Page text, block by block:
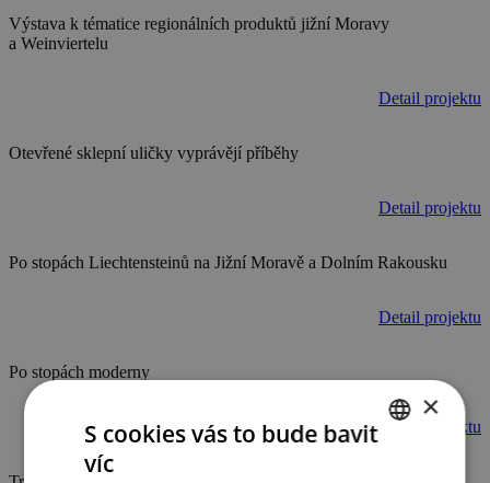
Výstava k tématice regionálních produktů jižní Moravy
a Weinviertelu
Detail projektu
Otevřené sklepní uličky vyprávějí příběhy
Detail projektu
Po stopách Liechtensteinů na Jižní Moravě a Dolním Rakousku
Detail projektu
Po stopách moderny
Detail projektu
×
S cookies vás to bude bavit
víc